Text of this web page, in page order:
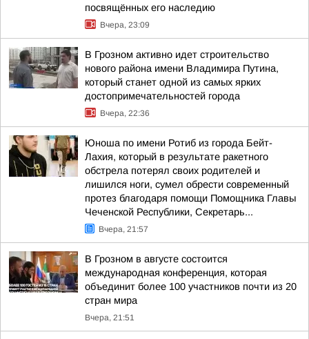
посвящённых его наследию
Вчера, 23:09
В Грозном активно идет строительство
нового района имени Владимира Путина,
который станет одной из самых ярких
достопримечательностей города
Вчера, 22:36
Юноша по имени Ротиб из города Бейт-
Лахия, который в результате ракетного
обстрела потерял своих родителей и
лишился ноги, сумел обрести современный
протез благодаря помощи Помощника Главы
Чеченской Республики, Секретарь...
Вчера, 21:57
В Грозном в августе состоится
международная конференция, которая
объединит более 100 участников почти из 20
стран мира
Вчера, 21:51